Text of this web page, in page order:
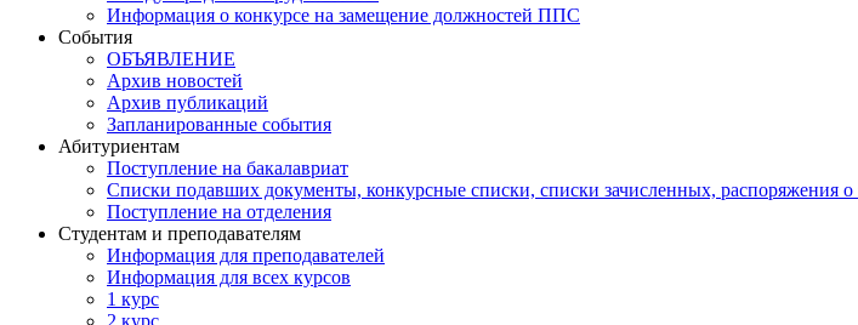
Информация о конкурсе на замещение должностей ППС
События
ОБЪЯВЛЕНИЕ
Архив новостей
Архив публикаций
Запланированные события
Абитуриентам
Поступление на бакалавриат
Списки подавших документы, конкурсные списки, списки зачисленных, распоряжения о
Поступление на отделения
Студентам и преподавателям
Информация для преподавателей
Информация для всех курсов
1 курс
2 курс